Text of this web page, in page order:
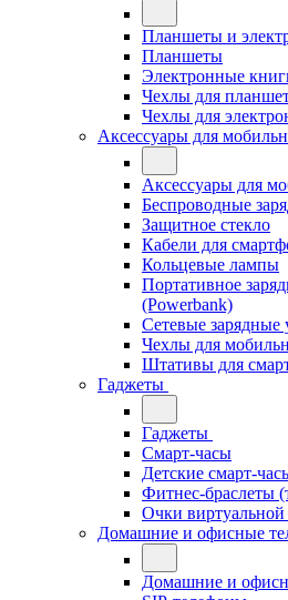
Планшеты и
Планшеты
Электронные
Чехлы для
Чехлы для
Аксессуары для
Аксессуары для
Беспроводные
Защитное стекло
Кабели для
Кольцевые лампы
Портативное
(Powerbank)
Сетевые зарядные
Чехлы для
Штативы для
Гаджеты
Гаджеты
Смарт-часы
Детские смарт-
Фитнес-браслеты
Очки виртуальной
Домашние и офисные
Домашние и